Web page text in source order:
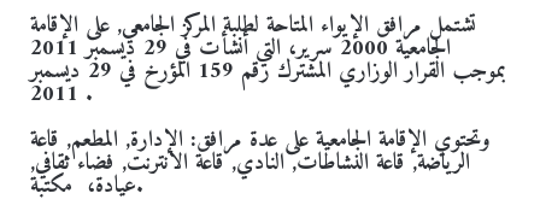
تشتمل مرافق الإيواء المتاحة لطلبة المركز الجامعي, على الإقامة
الجامعية 2000 سرير، التي أنشأت في 29 ديسمبر 2011
بموجب القرار الوزاري المشترك رقم 159 المؤرخ في 29 ديسمبر
2011 .
وتحتوي الإقامة الجامعية على عدة مرافق: الإدارة, المطعم, قاعة
الرياضة, قاعة النشاطات, النادي, قاعة الانترنت, فضاء ثقافي,
عيادة، مكتبة.